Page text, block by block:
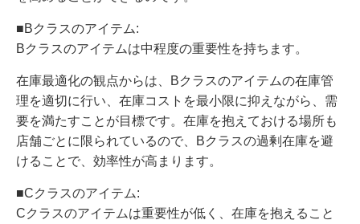
■Bクラスのアイテム:
Bクラスのアイテムは中程度の重要性を持ちます。
在庫最適化の観点からは、Bクラスのアイテムの在庫管
理を適切に行い、在庫コストを最小限に抑えながら、需
要を満たすことが目標です。在庫を抱えておける場所も
店舗ごとに限られているので、Bクラスの過剰在庫を避
けることで、効率性が高まります。
■Cクラスのアイテム:
Cクラスのアイテムは重要性が低く、在庫を抱えること